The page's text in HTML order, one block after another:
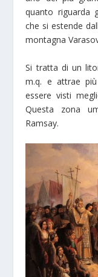
quanto riguarda
che si estende
montagna
Si tratta di un
m.q. e attrae
essere visti
Questa zona
Ramsay.